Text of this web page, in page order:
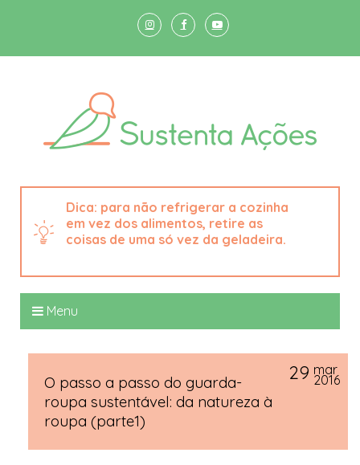
para não refrigerar a cozinha
em vez dos alimentos, retire as
coisas de uma só vez da geladeira.
Menu
O passo a passo do guarda-
roupa sustentável: da natureza à
roupa (parte1)
29 mar
2016